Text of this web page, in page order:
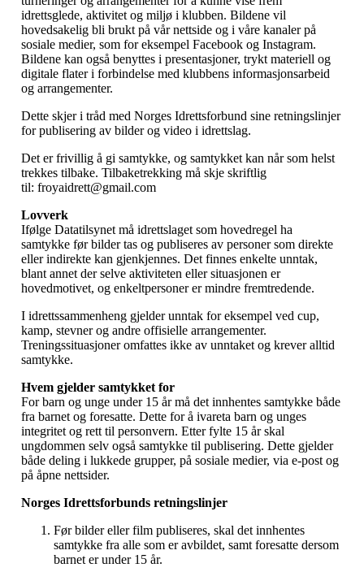
idrettsglede, aktivitet og miljø i klubben. Bildene vil
hovedsakelig bli brukt på vår nettside og i våre kanaler på
sosiale medier, som for eksempel Facebook og Instagram.
Bildene kan også benyttes i presentasjoner, trykt materiell og
digitale flater i forbindelse med klubbens informasjonsarbeid
og arrangementer.
Dette skjer i tråd med Norges Idrettsforbund sine retningslinjer
for publisering av bilder og video i idrettslag.
Det er frivillig å gi samtykke, og samtykket kan når som helst
trekkes tilbake. Tilbaketrekking må skje skriftlig
til: froyaidrett@gmail.com
Lovverk
Ifølge Datatilsynet må idrettslaget som hovedregel ha
samtykke før bilder tas og publiseres av personer som direkte
eller indirekte kan gjenkjennes. Det finnes enkelte unntak,
blant annet der selve aktiviteten eller situasjonen er
hovedmotivet, og enkeltpersoner er mindre fremtredende.
I idrettssammenheng gjelder unntak for eksempel ved cup,
kamp, stevner og andre offisielle arrangementer.
Treningssituasjoner omfattes ikke av unntaket og krever alltid
samtykke.
Hvem gjelder samtykket for
For barn og unge under 15 år må det innhentes samtykke både
fra barnet og foresatte. Dette for å ivareta barn og unges
integritet og rett til personvern. Etter fylte 15 år skal
ungdommen selv også samtykke til publisering. Dette gjelder
både deling i lukkede grupper, på sosiale medier, via e-post og
på åpne nettsider.
Norges Idrettsforbunds retningslinjer
Før bilder eller film publiseres, skal det innhentes
samtykke fra alle som er avbildet, samt foresatte dersom
barnet er under 15 år.